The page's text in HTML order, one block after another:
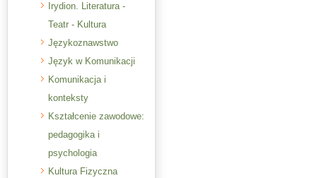
Irydion. Literatura -
Teatr - Kultura
Językoznawstwo
Język w Komunikacji
Komunikacja i
konteksty
Kształcenie zawodowe:
pedagogika i
psychologia
Kultura Fizyczna